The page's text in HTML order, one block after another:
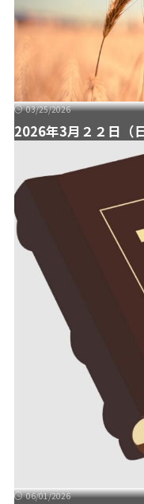
03/25/2026
2026年3月２２日（
06/01/2026